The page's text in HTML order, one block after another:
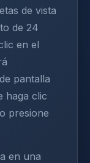
de vista
de 24
en el
pantalla
haga clic
presione
en una